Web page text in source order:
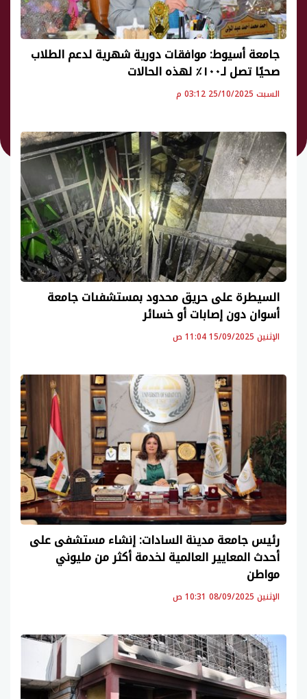
جامعة أسيوط: موافقات دورية شهرية لدعم الطلاب
صحيًا تصل لـ١٠٠٪ لهذه الحالات
السبت 25/10/2025 03:12 م
السيطرة على حريق محدود بمستشفىات جامعة
أسوان دون إصابات أو خسائر
الإثنين 15/09/2025 11:04 ص
رئيس جامعة مدينة السادات: إنشاء مستشفى على
أحدث المعايير العالمية لخدمة أكثر من مليوني
مواطن
الإثنين 08/09/2025 10:31 ص